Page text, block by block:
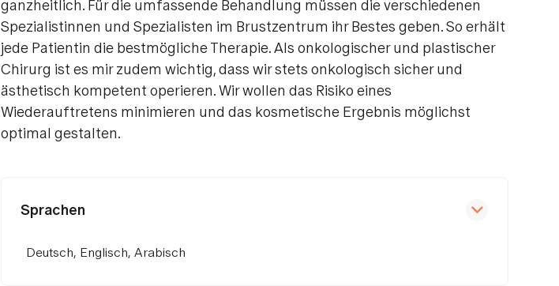
ganzheitlich. Für die umfassende Behandlung müssen die verschiedenen
Spezialistinnen und Spezialisten im Brustzentrum ihr Bestes geben. So erhält
jede Patientin die bestmögliche Therapie. Als onkologischer und plastischer
Chirurg ist es mir zudem wichtig, dass wir stets onkologisch sicher und
ästhetisch kompetent operieren. Wir wollen das Risiko eines
Wiederauftretens minimieren und das kosmetische Ergebnis möglichst
optimal gestalten.
Sprachen
Deutsch, Englisch, Arabisch